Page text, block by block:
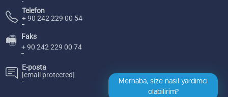
Telefon
+ 90 242 229 00 54
🖷
Faks
+ 90 242 229 00 74
E-posta
[email protected]
Merhaba, size nasıl yardımcı
olabilirim?